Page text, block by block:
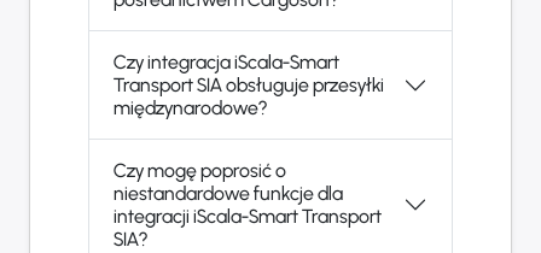
Czy integracja iScala-Smart
Transport SIA obsługuje przesyłki
międzynarodowe?
Czy mogę poprosić o
niestandardowe funkcje dla
integracji iScala-Smart Transport
SIA?